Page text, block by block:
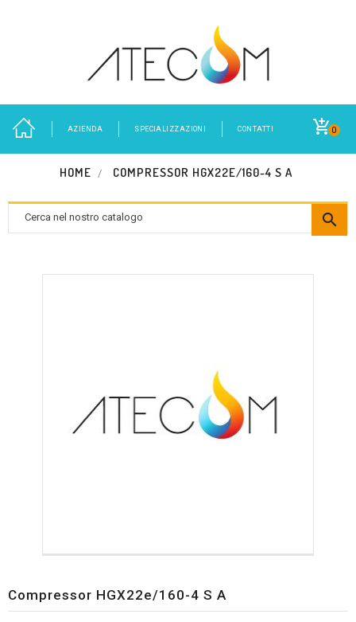
0
AZIENDA SPECIALIZZAZIONI CONTATTI
HOME COMPRESSOR HGX22E/160-4 S A

Compressor HGX22e/160-4 S A